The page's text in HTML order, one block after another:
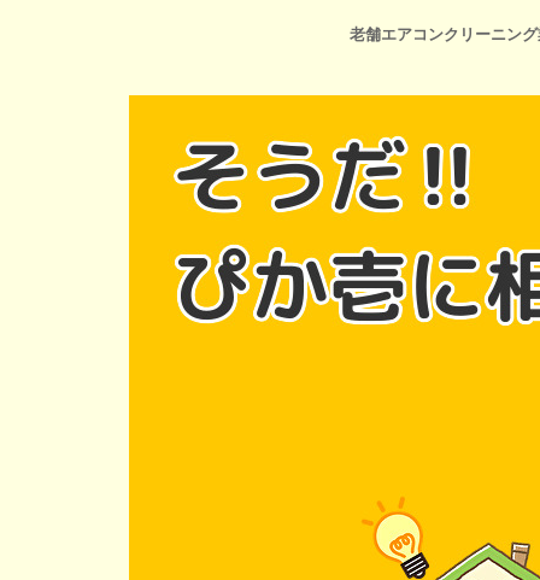
老舗エアコンクリーニン